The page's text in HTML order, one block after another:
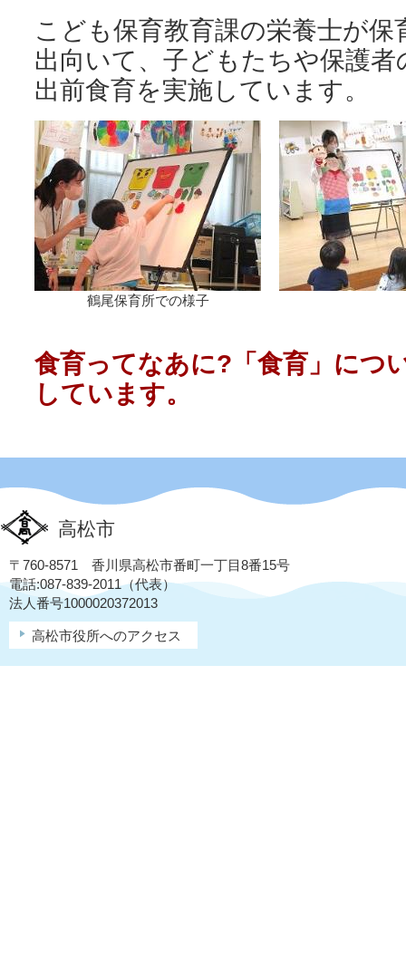
こども保育教育課の栄養士が
出向いて、子どもたちや保護者
出前食育を実施しています。
鶴尾保育所での様子
食育ってなあに?「食育」につ
しています。
高松市
〒760-8571 香川県高松市番町一丁目8番15号
電話:087-839-2011（代表）
法人番号1000020372013
高松市役所へのアクセス